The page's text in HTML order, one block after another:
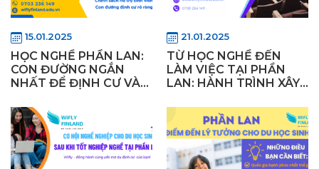
15.01.2025
HỌC NGHỀ PHẦN LAN:
CON ĐƯỜNG NGẮN
NHẤT ĐỂ ĐỊNH CƯ VÀ
21.01.2025
TỪ HỌC NGHỀ ĐẾN
LÀM VIỆC TẠI PHẦN
LAN: HÀNH TRÌNH XÂY
BẠN